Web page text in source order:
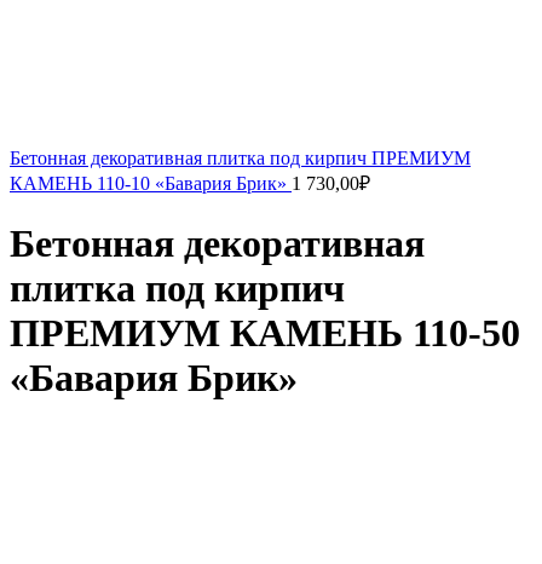
Бетонная декоративная плитка под кирпич ПРЕМИУМ
КАМЕНЬ 110-10 «Бавария Брик» 1 730,00₽
Бетонная декоративная
плитка под кирпич
ПРЕМИУМ КАМЕНЬ 110-50
«Бавария Брик»